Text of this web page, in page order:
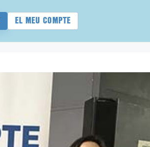
EL MEU COMPTE